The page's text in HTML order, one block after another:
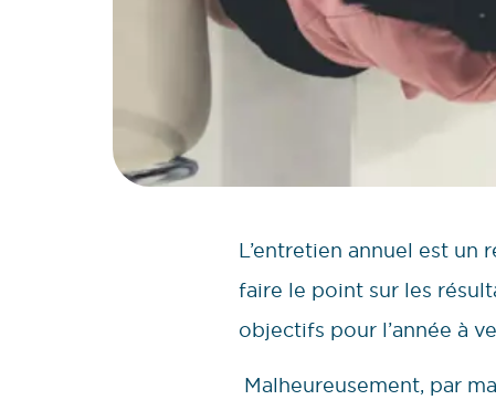
L’entretien annuel est
faire le point sur les
objectifs pour l’année à
Malheureusement, par